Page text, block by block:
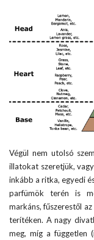
Végül nem utolsó
illatokat szeretjük,
inkább a ritka, egyedi
parfümök terén is
markáns, fűszerestől
terítéken. A nagy
meg, míg a független